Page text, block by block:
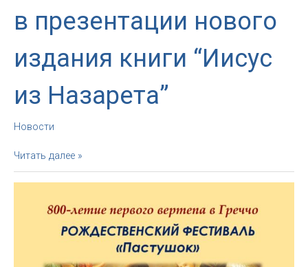
в презентации нового
издания книги “Иисус
из Назарета”
Новости
Архиепископ
Павел
Пецци
участие
Читать далее »